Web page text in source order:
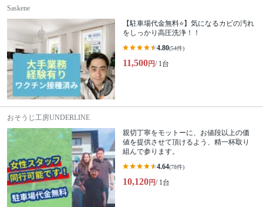
Saskene
【駐車場代金無料⭐️】気になるカビの汚れ
をしっかり高圧洗浄！！
4.80(54件)
11,500円/ 1台
おそうじ工房UNDERLINE
親切丁寧をモットーに、お値段以上の価
値を提供させて頂けるよう、精一杯取り
組んで参ります。
4.64(78件)
10,120円/ 1台